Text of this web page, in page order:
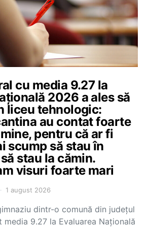
cu media 9.27 la
2026 a ales să
liceu tehnologic:
au contat foarte
pentru că ar fi
scump să stau în
stau la cămin.
visuri foarte mari
1 august 2026
dintr-o comună din județul
media 9.27 la Evaluarea Națională